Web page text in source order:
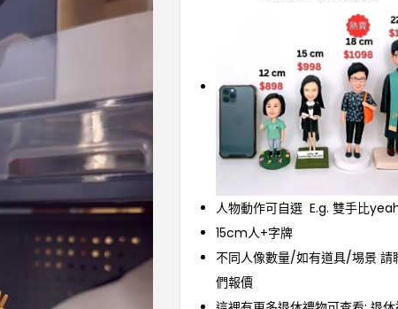
人物動作可自選 E.g. 雙手比
15cm人+字牌
不同人像數量/如有道具/埸景 請
們報價